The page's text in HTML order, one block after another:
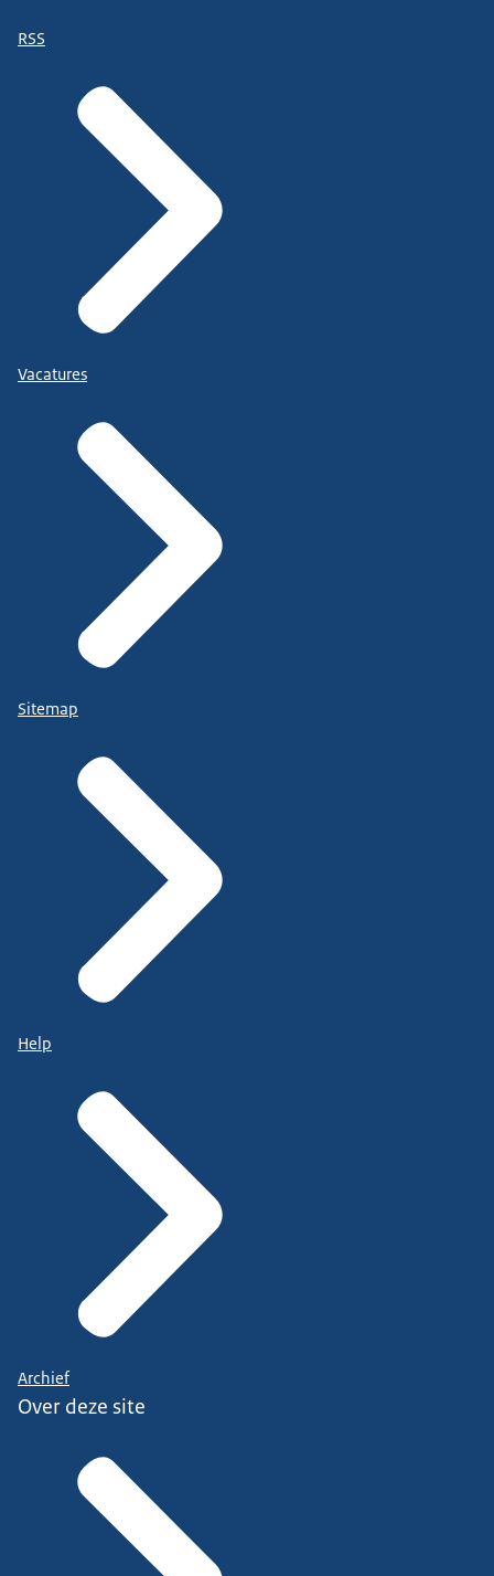
RSS
Vacatures
Sitemap
Help
Archief
Over deze site